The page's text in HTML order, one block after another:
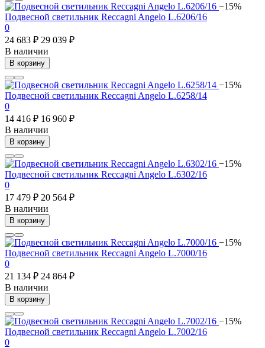
−15%
Подвесной светильник Reccagni Angelo L.6206/16
0
24 683 ₽ 29 039 ₽
В наличии
В корзину
−15%
Подвесной светильник Reccagni Angelo L.6258/14
0
14 416 ₽ 16 960 ₽
В наличии
В корзину
−15%
Подвесной светильник Reccagni Angelo L.6302/16
0
17 479 ₽ 20 564 ₽
В наличии
В корзину
−15%
Подвесной светильник Reccagni Angelo L.7000/16
0
21 134 ₽ 24 864 ₽
В наличии
В корзину
−15%
Подвесной светильник Reccagni Angelo L.7002/16
0